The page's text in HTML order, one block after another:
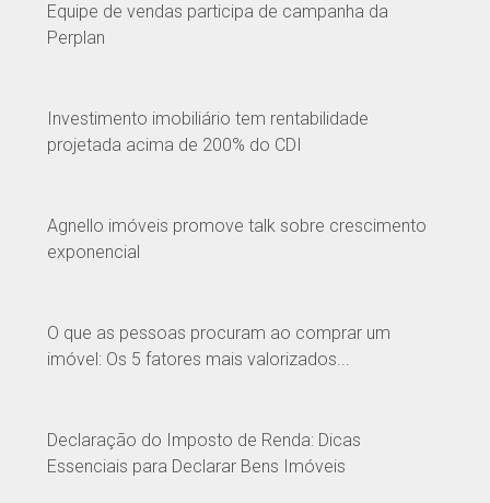
Equipe de vendas participa de campanha da
Perplan
Investimento imobiliário tem rentabilidade
projetada acima de 200% do CDI
Agnello imóveis promove talk sobre crescimento
exponencial
O que as pessoas procuram ao comprar um
imóvel: Os 5 fatores mais valorizados...
Declaração do Imposto de Renda: Dicas
Essenciais para Declarar Bens Imóveis